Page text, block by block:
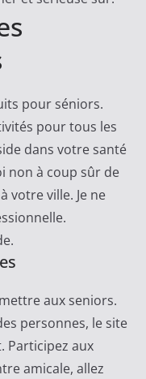
pour séniors.
pour tous les
dans votre santé
non à coup sûr de
votre ville. Je ne
aux seniors.
personnes, le site
Participez aux
amicale, allez